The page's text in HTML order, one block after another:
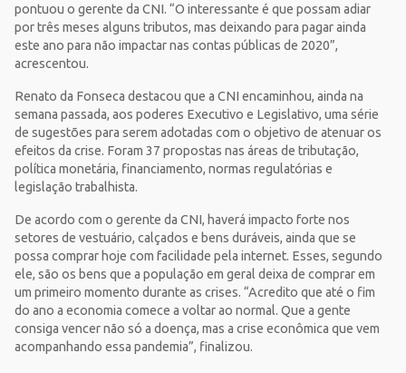
pontuou o gerente da CNI. “O interessante é que possam adiar
por três meses alguns tributos, mas deixando para pagar ainda
este ano para não impactar nas contas públicas de 2020”,
acrescentou.
Renato da Fonseca destacou que a CNI encaminhou, ainda na
semana passada, aos poderes Executivo e Legislativo, uma série
de sugestões para serem adotadas com o objetivo de atenuar os
efeitos da crise. Foram 37 propostas nas áreas de tributação,
política monetária, financiamento, normas regulatórias e
legislação trabalhista.
De acordo com o gerente da CNI, haverá impacto forte nos
setores de vestuário, calçados e bens duráveis, ainda que se
possa comprar hoje com facilidade pela internet. Esses, segundo
ele, são os bens que a população em geral deixa de comprar em
um primeiro momento durante as crises. “Acredito que até o fim
do ano a economia comece a voltar ao normal. Que a gente
consiga vencer não só a doença, mas a crise econômica que vem
acompanhando essa pandemia”, finalizou.